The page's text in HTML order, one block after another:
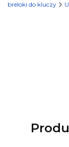
breloki do kluczy